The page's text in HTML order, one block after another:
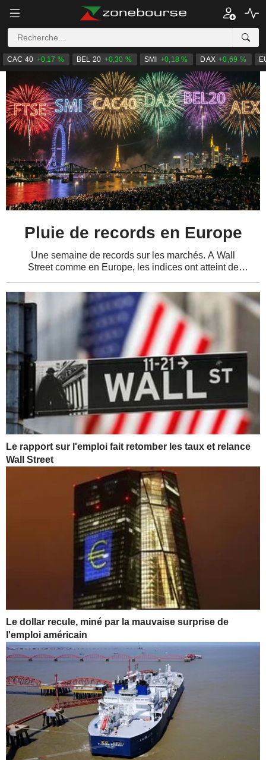
CAC 40 +0,17 % BEL 20 +0,30 % SMI +0,18 % DAX +0,69 %
Le rapport sur l'emploi fait retomber les taux et relance
Wall Street
Le dollar recule, miné par la mauvaise surprise de
l'emploi américain
Pluie de records en Europe
Une semaine de records sur les marchés. A Wall
Street comme en Europe, les indices ont atteint de
d'entreprises et une relative détente de la...